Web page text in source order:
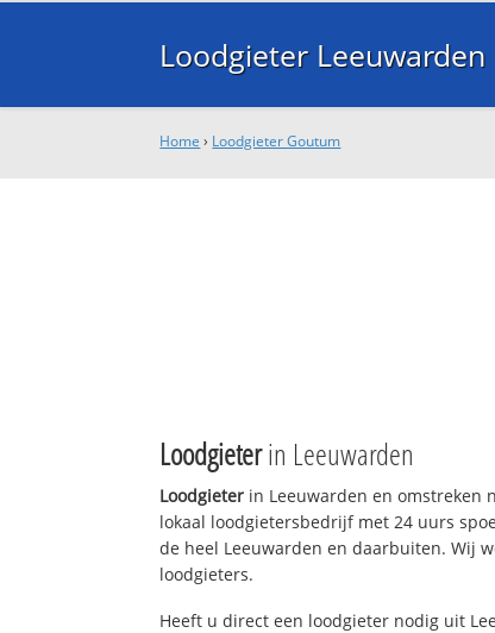
Loodgieter Leeuwarden
Home › Loodgieter Goutum
Loodgieterin Leeuwarden
Loodgieter in Leeuwarden en omstreken
lokaal loodgietersbedrijf met 24 uurs
de heel Leeuwarden en daarbuiten. Wij
loodgieters.
Heeft u direct een loodgieter nodig uit